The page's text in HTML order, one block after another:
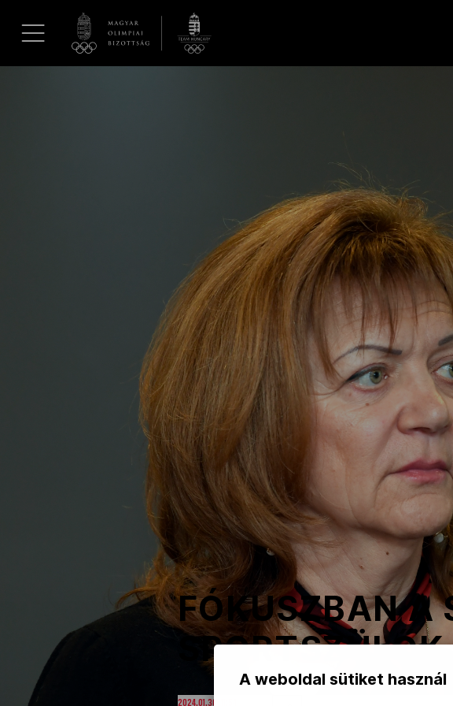
Los Angeles 2028
MOB
Kettőskarrier-program
NOB
Társszervezetek
OVEP
Adatbank
FÓKUSZBAN A
A weboldal sütiket használ